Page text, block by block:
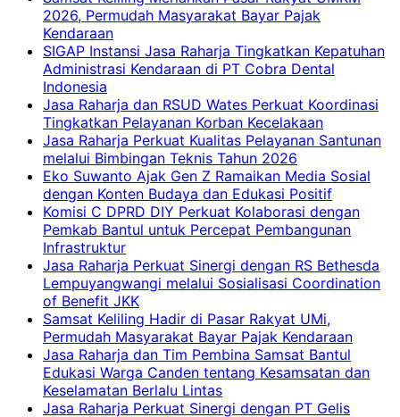
2026, Permudah Masyarakat Bayar Pajak
Kendaraan
SIGAP Instansi Jasa Raharja Tingkatkan Kepatuhan
Administrasi Kendaraan di PT Cobra Dental
Indonesia
Jasa Raharja dan RSUD Wates Perkuat Koordinasi
Tingkatkan Pelayanan Korban Kecelakaan
Jasa Raharja Perkuat Kualitas Pelayanan Santunan
melalui Bimbingan Teknis Tahun 2026
Eko Suwanto Ajak Gen Z Ramaikan Media Sosial
dengan Konten Budaya dan Edukasi Positif
Komisi C DPRD DIY Perkuat Kolaborasi dengan
Pemkab Bantul untuk Percepat Pembangunan
Infrastruktur
Jasa Raharja Perkuat Sinergi dengan RS Bethesda
Lempuyangwangi melalui Sosialisasi Coordination
of Benefit JKK
Samsat Keliling Hadir di Pasar Rakyat UMi,
Permudah Masyarakat Bayar Pajak Kendaraan
Jasa Raharja dan Tim Pembina Samsat Bantul
Edukasi Warga Canden tentang Kesamsatan dan
Keselamatan Berlalu Lintas
Jasa Raharja Perkuat Sinergi dengan PT Gelis